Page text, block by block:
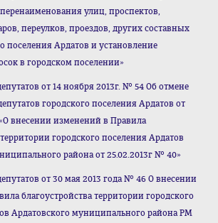
улиц, проспектов,
переулков, проездов, других составных
поселения Ардатов и установление
в городском поселении»
от 14 ноября 2013г. № 54 Об отмене
городского поселения Ардатов от
внесении изменений в Правила
городского поселения Ардатов
района от 25.02.2013г № 40»
от 30 мая 2013 года № 46 О внесении
благоустройства территории городского
Ардатовского муниципального района РМ